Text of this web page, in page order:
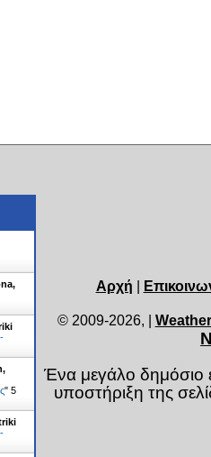
"5
Αρχή |
© 2009-2026, |
Ένα μεγάλο δημόσιο
υποστήριξη της